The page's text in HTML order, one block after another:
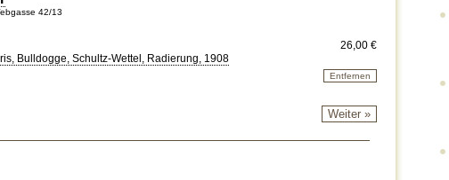
42/13
Bulldogge, Schultz-Wettel, Radierung, 1908
26,00 €